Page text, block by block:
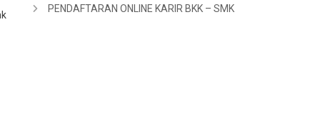
PENDAFTARAN ONLINE KARIR BKK – SMK